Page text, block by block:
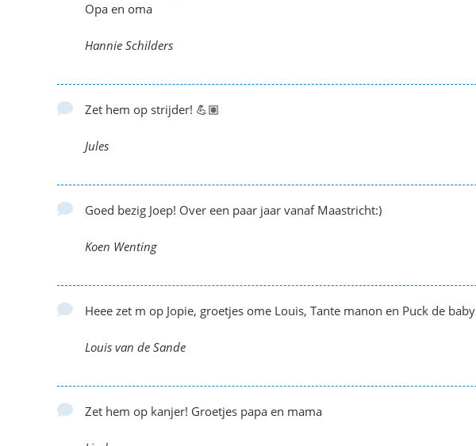
Opa en oma
Hannie Schilders
Zet hem op strijder! 💪🏽
Jules
Goed bezig Joep! Over een paar jaar vanaf Maastricht:)
Koen Wenting
Heee zet m op Jopie, groetjes ome Louis, Tante manon en Puck de baby
Louis van de Sande
Zet hem op kanjer! Groetjes papa en mama